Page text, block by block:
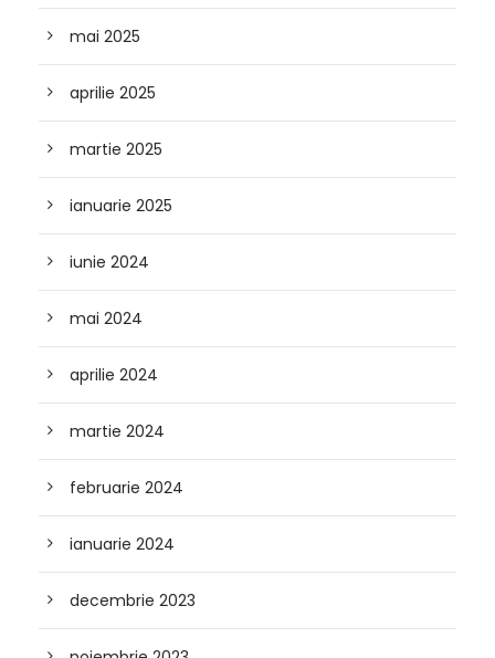
mai 2025
aprilie 2025
martie 2025
ianuarie 2025
iunie 2024
mai 2024
aprilie 2024
martie 2024
februarie 2024
ianuarie 2024
decembrie 2023